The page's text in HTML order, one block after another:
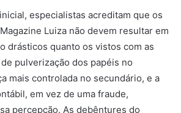
especialistas acreditam que os
Luiza não devem resultar em
drásticos quanto os vistos com as
pulverização dos papéis no
mais controlada no secundário, e a
em vez de uma fraude,
percepção. As debêntures do